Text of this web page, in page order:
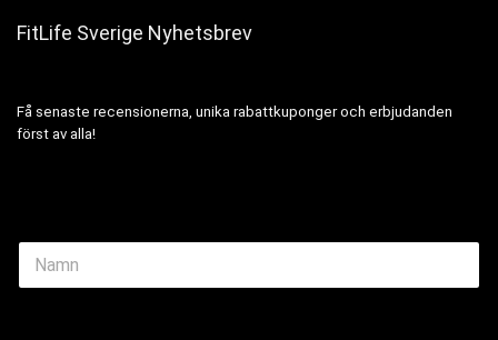
FitLife Sverige Nyhetsbrev
Få senaste recensionerna, unika rabattkuponger och erbjudanden
först av alla!
N
m